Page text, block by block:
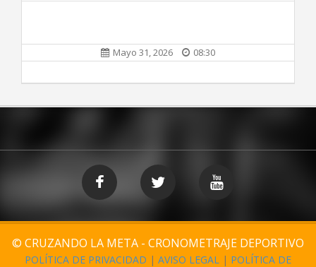
Mayo 31, 2026 08:30
© CRUZANDO LA META - CRONOMETRAJE DEPORTIVO
POLÍTICA DE PRIVACIDAD | AVISO LEGAL | POLÍTICA DE